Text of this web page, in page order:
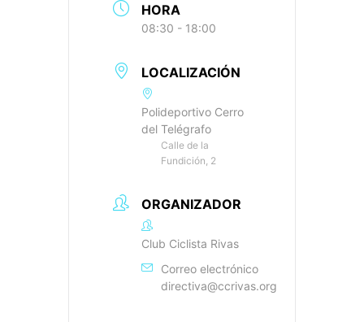
HORA
08:30 - 18:00
LOCALIZACIÓN
Polideportivo Cerro
del Telégrafo
Calle de la
Fundición, 2
ORGANIZADOR
Club Ciclista Rivas
Correo electrónico
directiva@ccrivas.org